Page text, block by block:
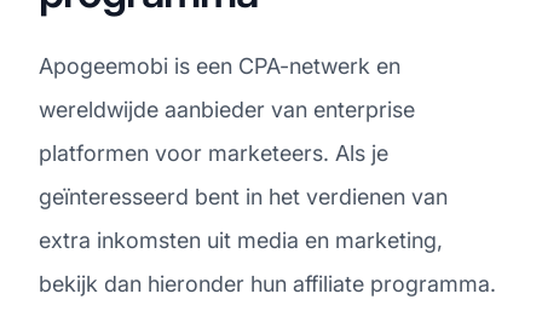
Apogeemobi is een CPA-netwerk en
wereldwijde aanbieder van enterprise
platformen voor marketeers. Als je
geïnteresseerd bent in het verdienen van
extra inkomsten uit media en marketing,
bekijk dan hieronder hun affiliate programma.